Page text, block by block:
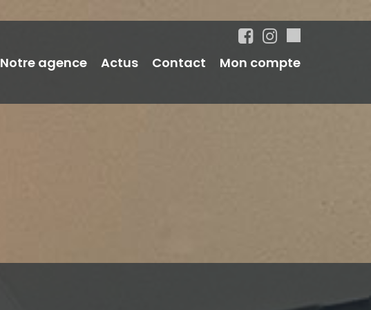
Notre agence Actus Contact Mon compte